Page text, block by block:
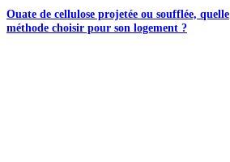
Ouate de cellulose projetée ou soufflée, quelle
méthode choisir pour son logement ?